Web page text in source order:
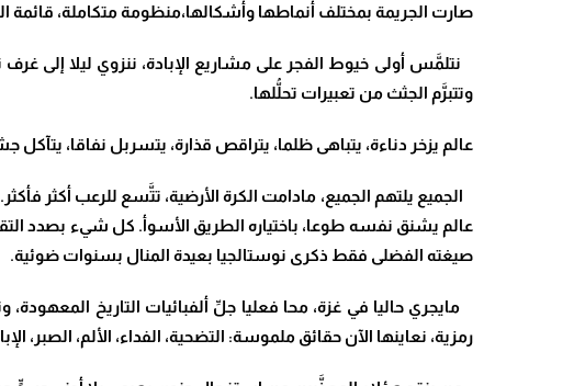
صارت الجريمة بمختلف أنماطها وأشكالها،منظومة متكاملة، قائمة
نتلمَّس أولى خيوط الفجر على مشاريع الإبادة، ننزوي ليلا إلى
وتتبرَّم الجثث من تعبيرات تحلُّلها.
عالم يزخر دناءة، يتباهى ظلما، يتراقص قذارة، يتسربل نفاقا،
الجميع يلتهم الجميع، مادامت الكرة الأرضية، تتَّسع للرعب أكثر
عالم يشنق نفسه طوعا، باختياره الطريق الأسوأ. كل شيء بصدد
صيغته الفضلى فقط ذكرى نوستالجيا بعيدة المنال بسنوات ضوئية.
مايجري حاليا في غزة، محا فعليا جلِّ ألفبائيات التاريخ
رمزية، نعاينها الآن حقائق ملموسة: التضحية، الفداء، الألم، الصبر،